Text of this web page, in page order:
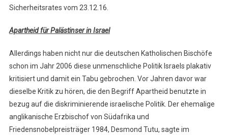
Sicherheitsrates vom 23.12.16.
Apartheid für Palästinser in Israel
Allerdings haben nicht nur die deutschen Katholischen Bischöfe
schon im Jahr 2006 diese unmenschliche Politik Israels plakativ
kritisiert und damit ein Tabu gebrochen. Vor Jahren davor war
dieselbe Kritik zu hören, die den Begriff Apartheid benutzte in
bezug auf die diskriminierende israelische Politik. Der ehemalige
anglikanische Erzbischof von Südafrika und
Friedensnobelpreisträger 1984, Desmond Tutu, sagte im